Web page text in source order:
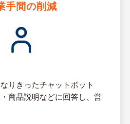
手間の削減
りきったチャットボット
商品説明などに回答し、営